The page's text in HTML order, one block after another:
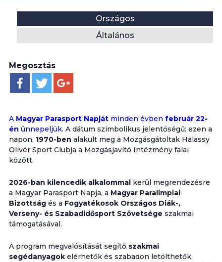
Országos
Általános
Megosztás
A Magyar Parasport Napjátminden évben február 22-
én ünnepeljük. A dátum szimbolikus jelentőségű: ezen a
napon, 1970-ben alakult meg a Mozgásgátoltak Halassy
Olivér Sport Clubja a Mozgásjavító Intézmény falai
között.
2026-ban kilencedik alkalommalkerül megrendezésre
a Magyar Parasport Napja, a Magyar Paralimpiai
Bizottságés a Fogyatékosok Országos Diák-,
Verseny- és Szabadidősport Szövetsége szakmai
támogatásával.
A program megvalósítását segítő szakmai
segédanyagokelérhetők és szabadon letölthetők,